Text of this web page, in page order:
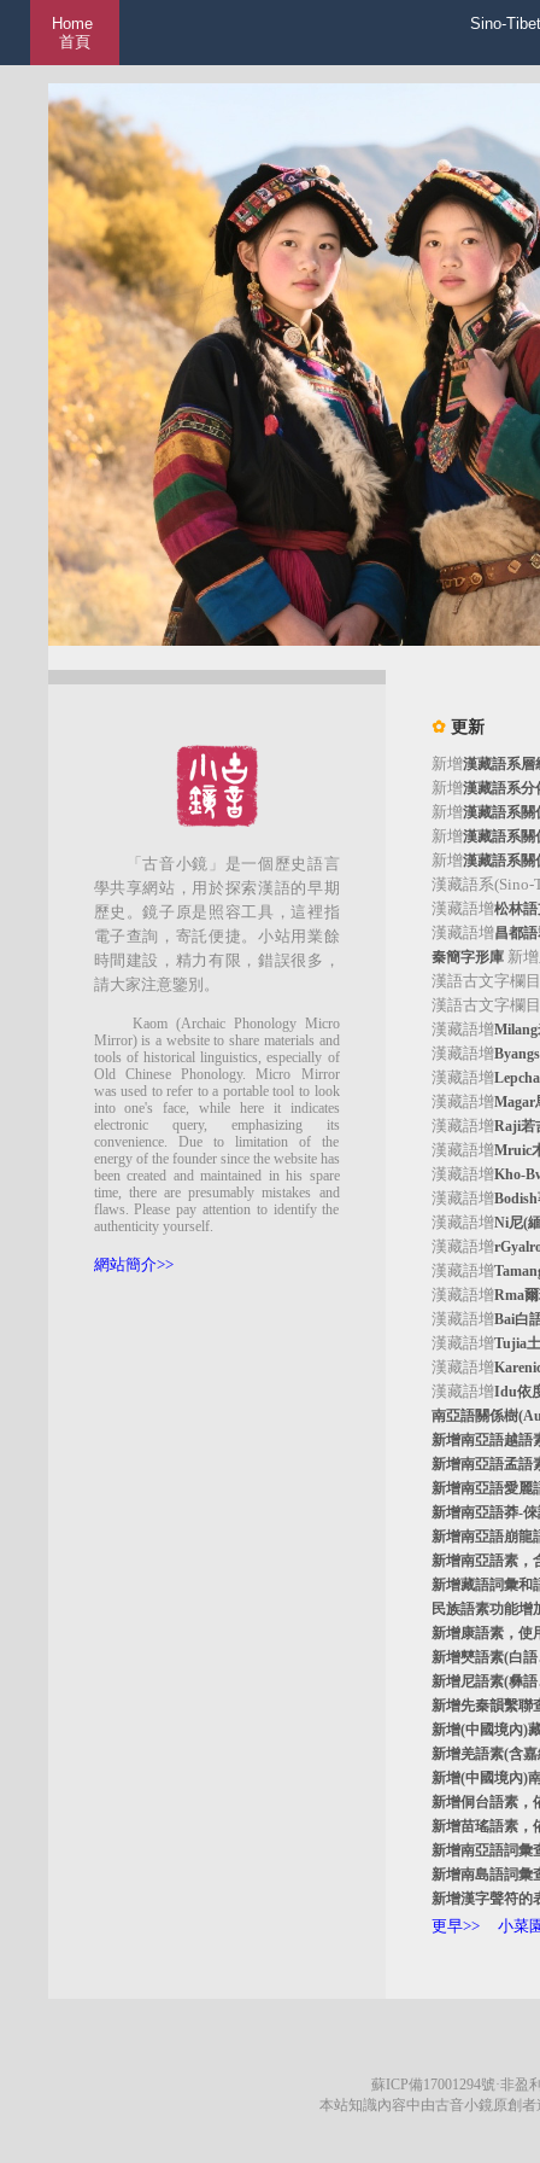
Home
首頁
Sino-
「古音小鏡」是一個歷史語言
學共享網站，用於探索漢語的早期
歷史。鏡子原是照容工具，這裡指
電子查詢，寄託便捷。小站用業餘
時間建設，精力有限，錯誤很多，
請大家注意鑒別。
Kaom (Archaic Phonology Micro
Mirror) is a website to share materials and
tools of historical linguistics, especially of
Old Chinese Phonology. Micro Mirror
was used to refer to a portable tool to look
into one's face, while here it indicates
electronic query, emphasizing its
convenience. Due to limitation of the
energy of the founder since the website has
been created and maintained in his spare
time, there are presumably mistakes and
flaws. Please pay attention to identify the
authenticity yourself.
網站簡介>>
✿ 更新
新增漢藏語系層
新增漢藏語系分
新增漢藏語系關
新增漢藏語系關
新增漢藏語系關
漢藏語系(Sino-
漢藏語增松林語
漢藏語增昌都語
秦簡字形庫新增
漢語古文字欄
漢語古文字欄
漢藏語增Milang
漢藏語增
漢藏語增
漢藏語增Magar
漢藏語增Raji若
漢藏語增Mruic
漢藏語增Kho-
漢藏語增
漢藏語增Ni尼(
漢藏語增
漢藏語增
漢藏語增Rma
漢藏語增Bai白
漢藏語增Tujia
漢藏語增
漢藏語增Idu依
南亞語關係樹
新增南亞語越語
新增南亞語孟語
新增南亞語愛麗
新增南亞語莽-倈
新增南亞語崩龍
新增南亞語素，
新增藏語詞彙和
民族語素功能
新增康語素，使
新增僰語素(白
新增尼語素(彝
新增先秦韻繫聯
新增(中國境內)
新增羌語素(含
新增(中國境內)
新增侗台語素，
新增苗瑤語素，
新增南亞語詞彙
新增南島語詞彙
新增漢字聲符的
更早>> 小菜
蘇ICP備17001294號·非盈
本站知識內容中由古音小鏡原創